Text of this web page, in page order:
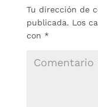
Tu dirección de
publicada. Los
con *